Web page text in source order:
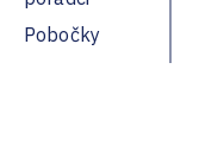
Pobočky